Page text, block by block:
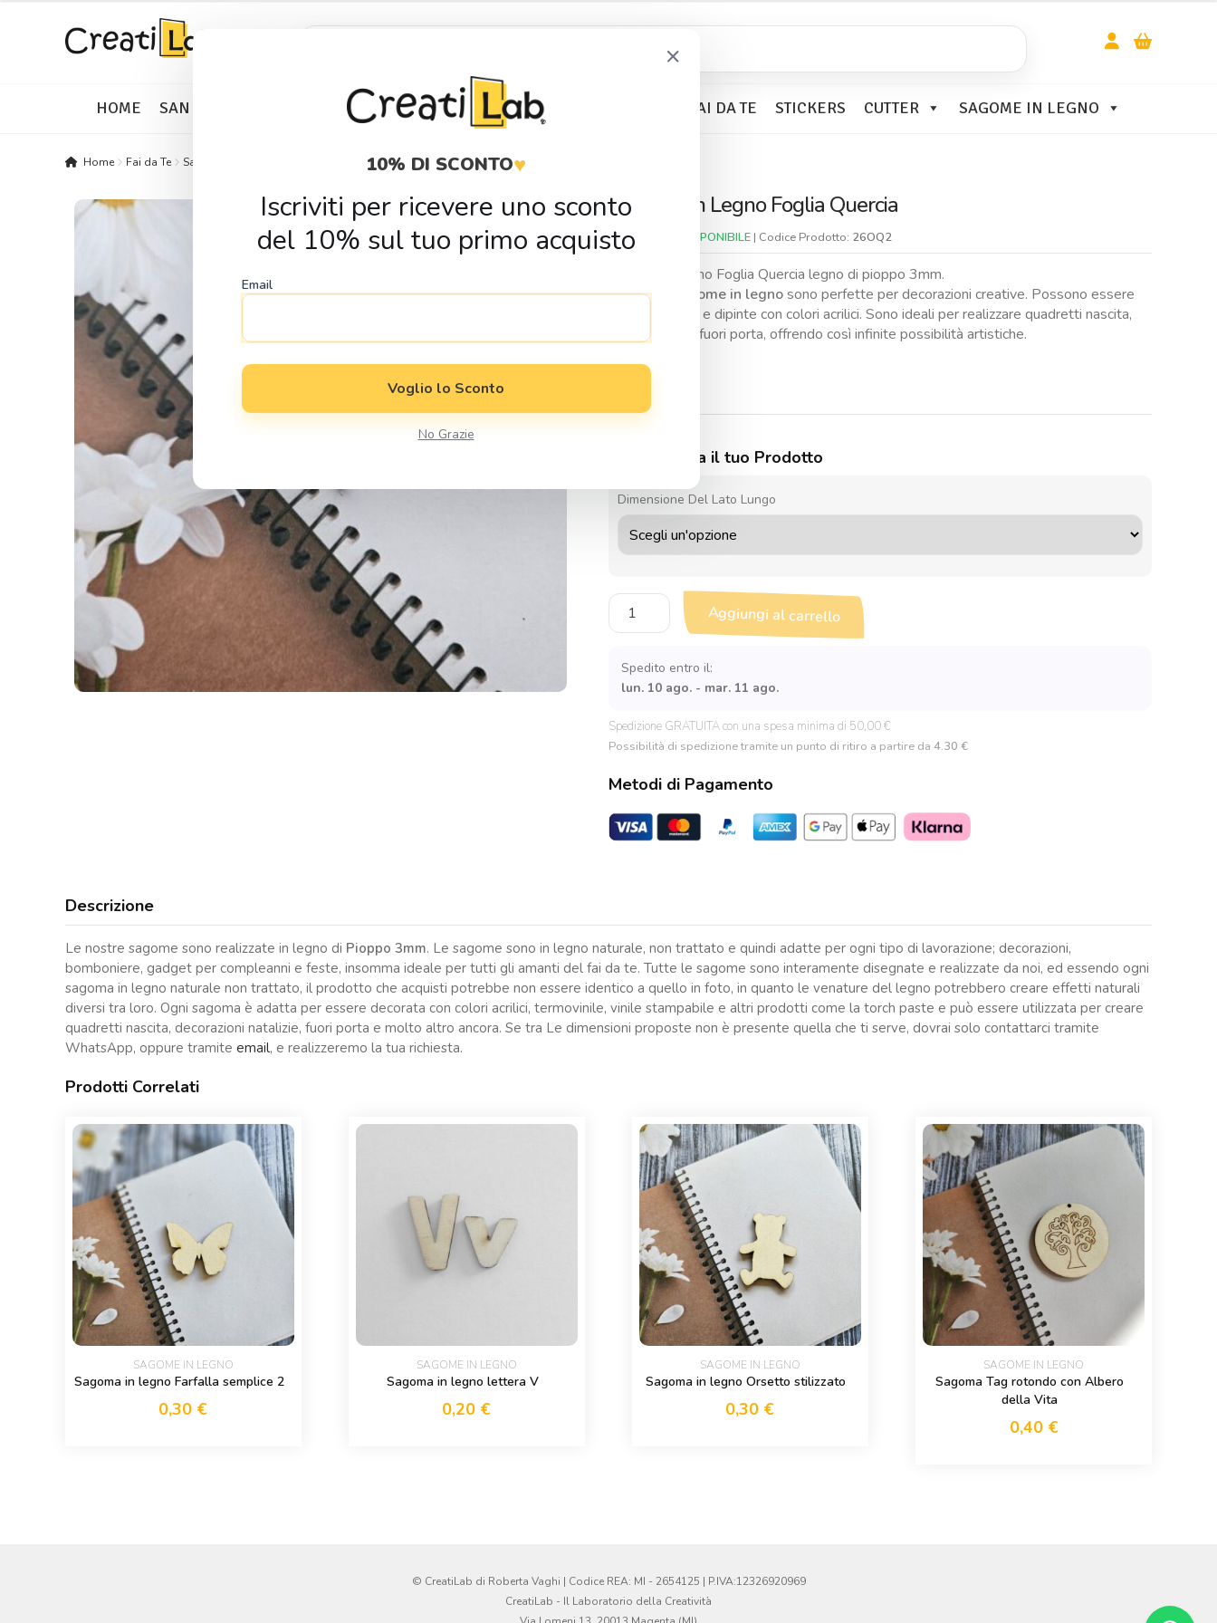
Skip
to
Skip
to
Products
HOME SAN VALENTINO IDEE REGALO BOMBONIERE FAI DA TE STICKERS CUTTER SAGOME IN LEGNO
Home Fai da Te Sagome in Legno Sagoma in legno Foglia Quercia
Sagoma In Legno Foglia Quercia
Disponibilitá: DISPONIBILE | Codice Prodotto: 26OQ2
Sagoma in legno Foglia Quercia legno di pioppo 3mm.
Le nostre
sagome in legnosono perfette per decorazioni creative. Possono essere
personalizzate e dipinte con colori acrilici. Sono ideali per realizzare quadretti nascita,
bomboniere e fuori porta, offrendo così infinite possibilità artistiche.
0,35
Personalizza il tuo Prodotto
Dimensione Del Lato Lungo
Sagoma
in
Foglia
Quercia
Aggiungi al carrello
Spedito entro il:
lun. 10 ago. - mar. 11 ago.
Spedizione GRATUITA con una spesa minima di 50,00 €
Possibilità di spedizione tramite un punto di ritiro a partire da 4.30 €
Metodi di Pagamento
Descrizione
Le nostre sagome sono realizzate in legno di Pioppo 3mm. Le sagome sono in legno naturale, non trattato e quindi adatte per ogni tipo di lavorazione; decorazioni,
bomboniere, gadget per compleanni e feste, insomma ideale per tutti gli amanti del fai da te. Tutte le sagome sono interamente disegnate e realizzate da noi, ed essendo ogni
sagoma in legno naturale non trattato, il prodotto che acquisti potrebbe non essere identico a quello in foto, in quanto le venature del legno potrebbero creare effetti naturali
diversi tra loro. Ogni sagoma è adatta per essere decorata con colori acrilici, termovinile, vinile stampabile e altri prodotti come la torch paste e può essere utilizzata per creare
quadretti nascita, decorazioni natalizie, fuori porta e molto altro ancora. Se tra Le dimensioni proposte non è presente quella che ti serve, dovrai solo contattarci tramite
WhatsApp, oppure tramite email, e realizzeremo la tua richiesta.
Prodotti Correlati
SAGOME IN LEGNO
Sagoma in legno Farfalla semplice 2
0,30 €
SAGOME IN LEGNO
Sagoma in legno lettera V
0,20 €
SAGOME IN LEGNO
Sagoma in legno Orsetto stilizzato
0,30 €
SAGOME IN LEGNO
Sagoma Tag rotondo con Albero
della Vita
0,40 €
© CreatiLab di Roberta Vaghi | Codice REA: MI - 2654125 | P.IVA:12326920969
CreatiLab - Il Laboratorio della Creatività
×
10% DI SCONTO♥
Iscriviti per ricevere uno sconto
del 10% sul tuo primo acquisto
Email
Voglio lo Sconto
No Grazie